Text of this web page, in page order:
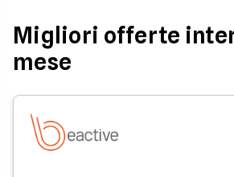
Migliori offerte
mese